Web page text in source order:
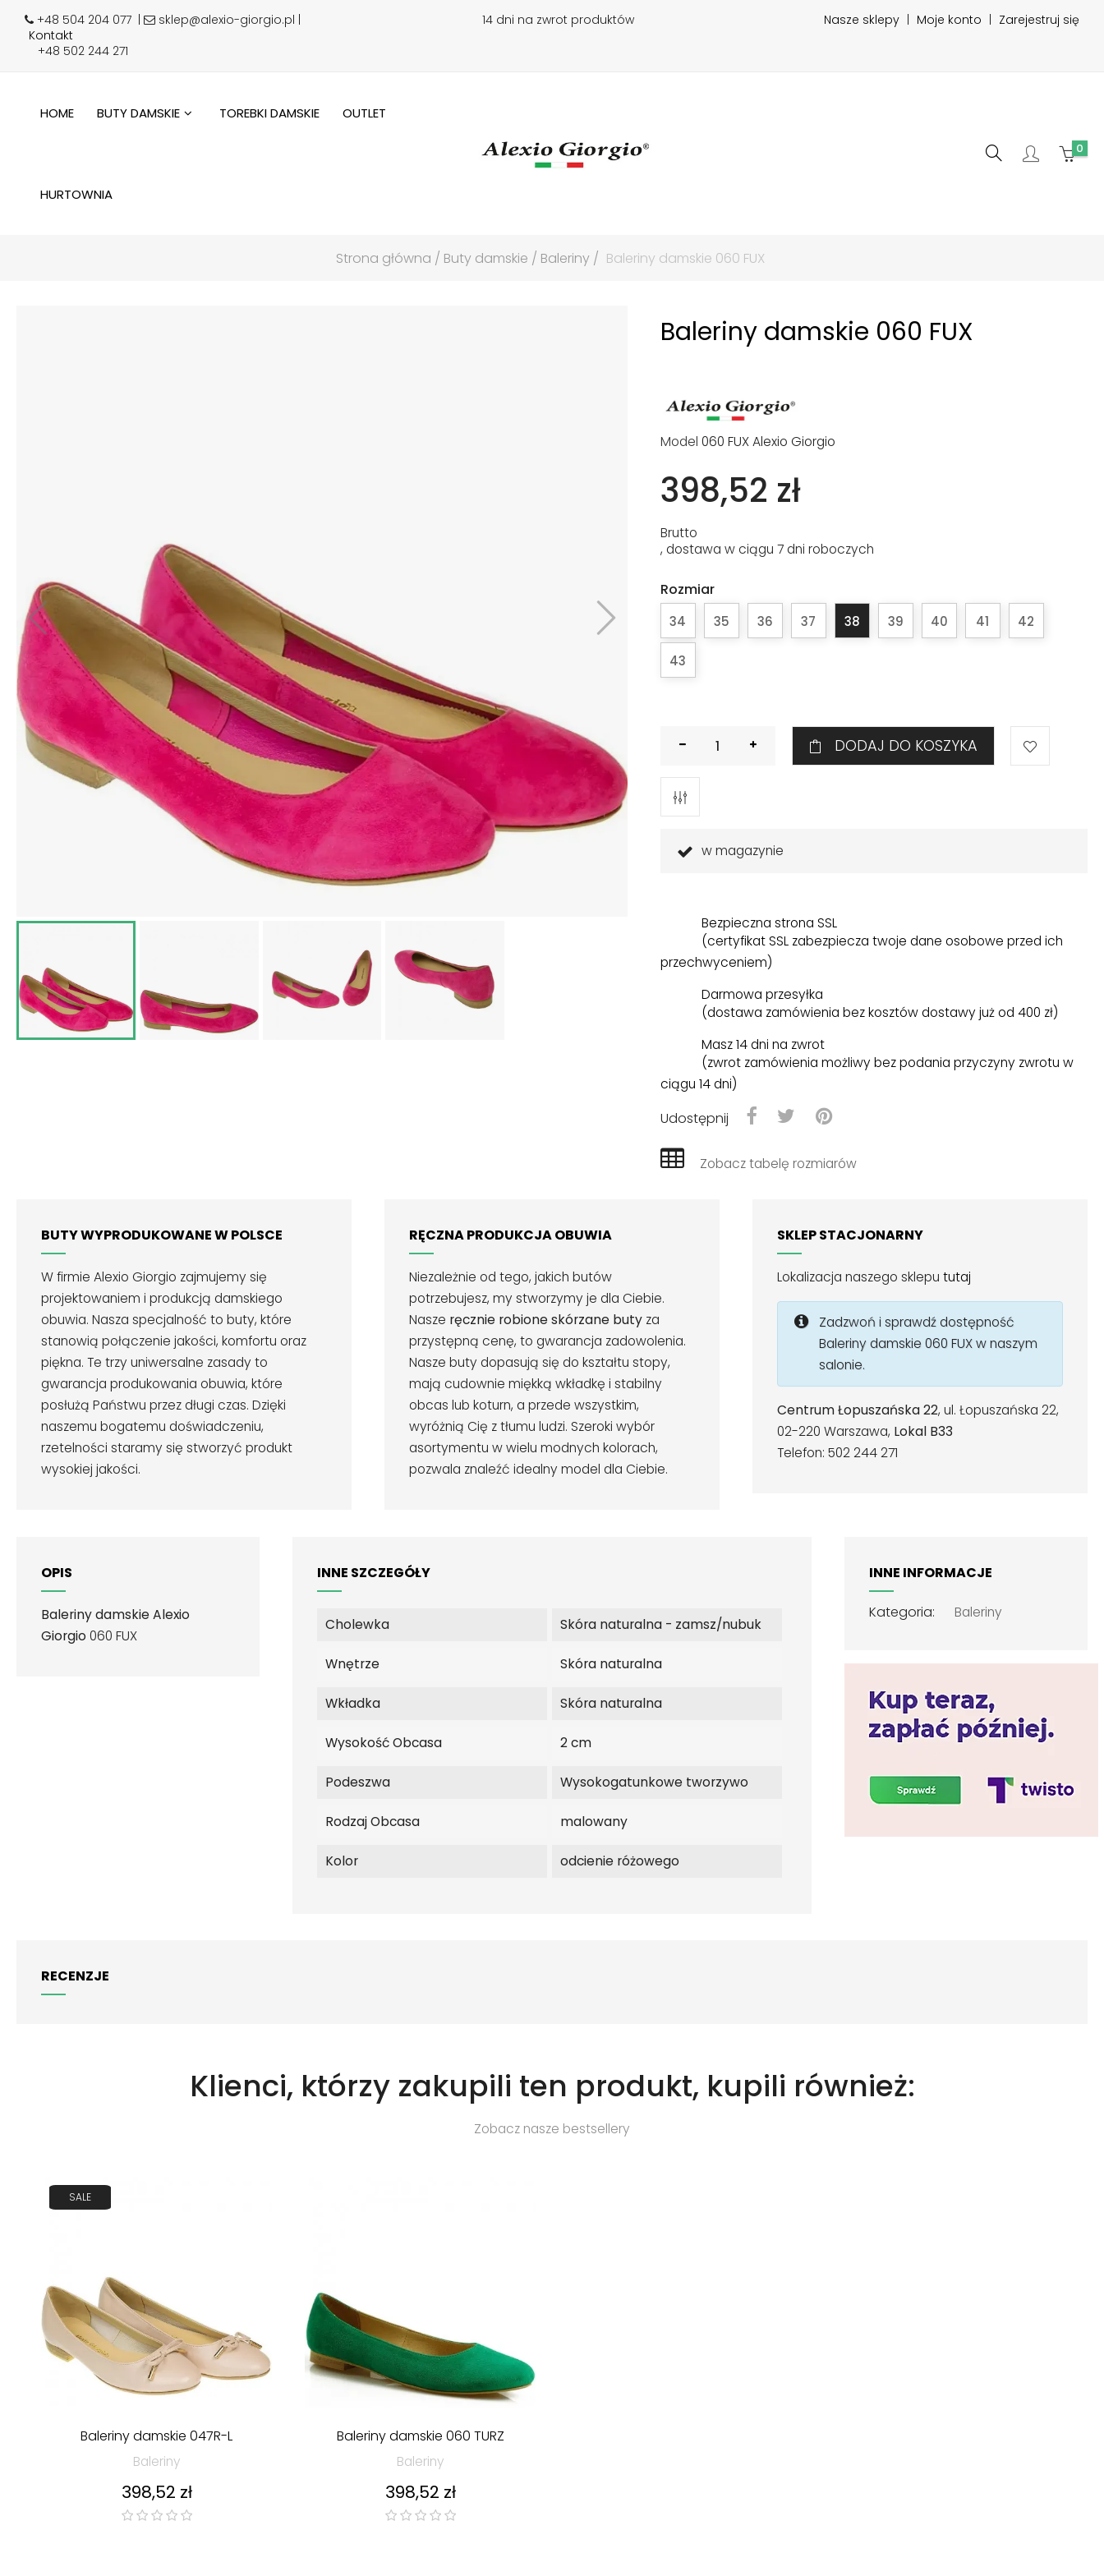
+48 504 204 077
sklep@alexio-giorgio.pl |
Kontakt
+48 502 244 271
14 dni na zwrot produktów Nasze sklepy Moje konto Zarejestruj się
HOME BUTY DAMSKIE TOREBKI DAMSKIE OUTLET
HURTOWNIA
0
Strona główna Buty damskie Baleriny Baleriny damskie 060 FUX
Baleriny damskie 060 FUX
Model 060 FUX Alexio Giorgio
398,52 zł
Brutto
, dostawa w ciągu 7 dni roboczych
Rozmiar
34 35 36 37 38 39 40 41 42
43
DODAJ DO KOSZYKA
w magazynie
Bezpieczna strona SSL
(certyfikat SSL zabezpiecza twoje dane osobowe przed ich
przechwyceniem)
Darmowa przesyłka
(dostawa zamówienia bez kosztów dostawy już od 400 zł)
Masz 14 dni na zwrot
(zwrot zamówienia możliwy bez podania przyczyny zwrotu w
ciągu 14 dni)
Udostępnij
Zobacz tabelę rozmiarów
BUTY WYPRODUKOWANE W POLSCE
W firmie Alexio Giorgio zajmujemy się
projektowaniem i produkcją damskiego
obuwia. Nasza specjalność to buty, które
stanowią połączenie jakości, komfortu oraz
piękna. Te trzy uniwersalne zasady to
gwarancja produkowania obuwia, które
posłużą Państwu przez długi czas. Dzięki
naszemu bogatemu doświadczeniu,
rzetelności staramy się stworzyć produkt
wysokiej jakości.
RĘCZNA PRODUKCJA OBUWIA
Niezależnie od tego, jakich butów
potrzebujesz, my stworzymy je dla Ciebie.
Nasze ręcznie robione skórzane butyza
przystępną cenę, to gwarancja zadowolenia.
Nasze buty dopasują się do kształtu stopy,
mają cudownie miękką wkładkę i stabilny
obcas lub koturn, a przede wszystkim,
wyróżnią Cię z tłumu ludzi. Szeroki wybór
asortymentu w wielu modnych kolorach,
pozwala znaleźć idealny model dla Ciebie.
SKLEP STACJONARNY
Lokalizacja naszego sklepu tutaj
Zadzwoń i sprawdź dostępność
Baleriny damskie 060 FUX w naszym
salonie.
Centrum Łopuszańska 22, ul. Łopuszańska 22,
02-220 Warszawa, Lokal B33
Telefon: 502 244 271
OPIS
Baleriny damskie Alexio
Giorgio 060 FUX
INNE SZCZEGÓŁY
Cholewka Skóra naturalna - zamsz/nubuk
Wnętrze Skóra naturalna
Wkładka Skóra naturalna
Wysokość Obcasa 2 cm
Podeszwa Wysokogatunkowe tworzywo
Rodzaj Obcasa malowany
Kolor odcienie różowego
INNE INFORMACJE
Kategoria: Baleriny
RECENZJE
Klienci, którzy zakupili ten produkt, kupili również:
Zobacz nasze bestsellery
SALE
Baleriny damskie 047R-L
Baleriny
Cena
398,52 zł
Baleriny damskie 060 TURZ
Baleriny
Cena
398,52 zł